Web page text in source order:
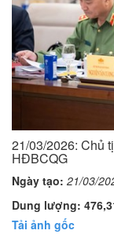
21/03/2026: Chủ
HĐBCQG
Ngày tạo: 21/03/
Dung lượng:
Tải ảnh gốc